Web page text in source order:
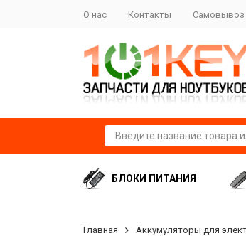
О нас Контакты Самовывоз
БЛОКИ ПИТАНИЯ
Главная Аккумуляторы для